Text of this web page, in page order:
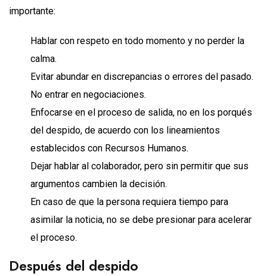
importante:
Hablar con respeto en todo momento y no perder la
calma.
Evitar abundar en discrepancias o errores del pasado.
No entrar en negociaciones.
Enfocarse en el proceso de salida, no en los porqués
del despido, de acuerdo con los lineamientos
establecidos con Recursos Humanos.
Dejar hablar al colaborador, pero sin permitir que sus
argumentos cambien la decisión.
En caso de que la persona requiera tiempo para
asimilar la noticia, no se debe presionar para acelerar
el proceso.
Después del despido